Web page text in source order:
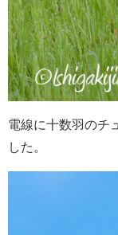
電線に十数羽のチ
した。